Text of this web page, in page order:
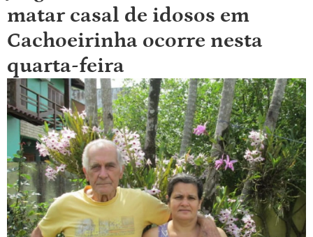
matar casal de idosos em
Cachoeirinha ocorre nesta
quarta-feira